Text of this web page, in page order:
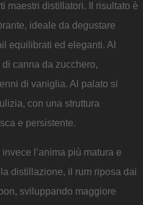
maestri distillatori. Il risultato è
ideale da degustare
equilibrati ed eleganti. Al
canna da zucchero,
di vaniglia. Al palato si
con una struttura
e persistente.
l’anima più matura e
distillazione, il rum riposa dai
sviluppando maggiore